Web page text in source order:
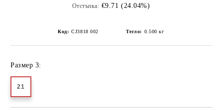
Отстъпка: €9.71 (24.04%)
Код: CJ3818 002 Тегло: 0.500 кг
Размер 3:
21